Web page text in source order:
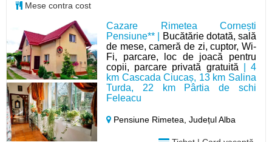
Cazare Rimetea Cornești
Pensiune** |
Bucătărie dotată, sală
de mese, cameră de zi, cuptor, Wi-
Fi, parcare, loc de joacă pentru
copii, parcare privată gratuită | 4
km Cascada Ciucaș, 13 km Salina
Turda, 22 km Pârtia de schi
Feleacu
Pensiune Rimetea,Județul Alba
Mese contra cost